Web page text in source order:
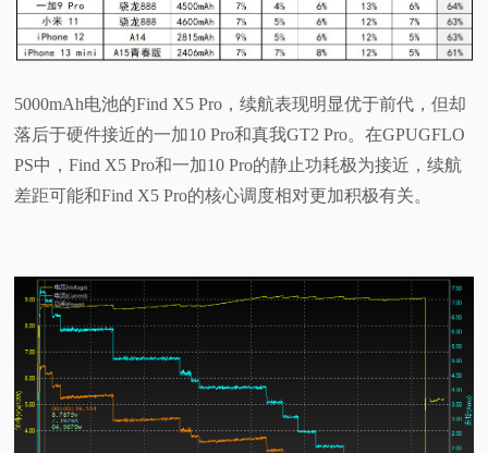
5000mAh电池的Find X5 Pro，续航表现明显优于前代，但却
落后于硬件接近的一加10 Pro和真我GT2 Pro。在GPUGFLO
PS中，Find X5 Pro和一加10 Pro的静止功耗极为接近，续航
差距可能和Find X5 Pro的核心调度相对更加积极有关。